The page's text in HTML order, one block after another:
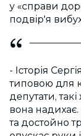
у «справи
подвір'я
- Історія
типовою для
депутати,
вона
та достойно